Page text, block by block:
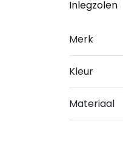
Inlegzolen
Merk
Kleur
Materiaal